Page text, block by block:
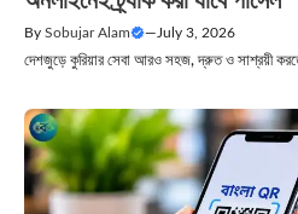
By Sobujar Alam — July 3, 2026
দেশজুড়ে কুরিয়ার সেবা আরও সহজ, দ্রুত ও সাশ্রয়ী